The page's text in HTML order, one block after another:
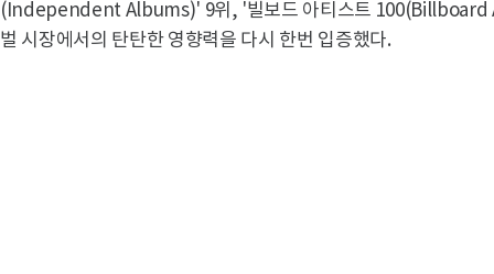
(Independent Albums)' 9위, '빌보드 아티스트 100(Billboard
벌 시장에서의 탄탄한 영향력을 다시 한번 입증했다.